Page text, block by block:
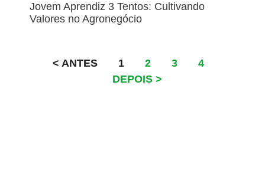
Jovem Aprendiz 3 Tentos: Cultivando
Valores no Agronegócio
< ANTES 1 2 3
4
DEPOIS >